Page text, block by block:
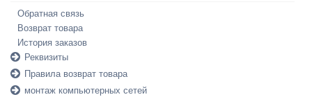
Обратная связь
Возврат товара
История заказов
Реквизиты
Правила возврат товара
монтаж компьютерных сетей